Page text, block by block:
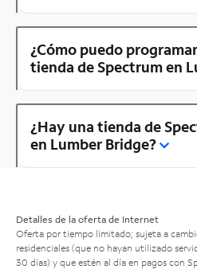
¿Cómo puedo
tienda de Spectrum en
¿Hay una tienda de
en Lumber Bridge?
Detalles de la oferta de Internet
Oferta por tiempo limitado; sujeta a
residenciales (que no hayan utilizado
30 días) y que estén al día en pagos con